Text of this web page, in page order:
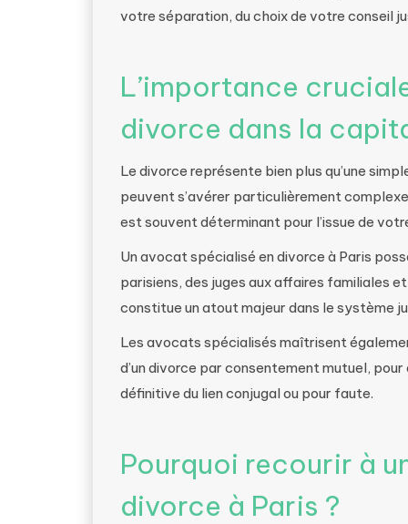
votre séparation, du choix de votre conseil
L’importance
divorce dans la
Le divorce représente bien plus qu’une
peuvent s’avérer particulièrement
est souvent déterminant pour l’issue de
Un avocat spécialisé en divorce à Paris
parisiens, des juges aux affaires familiales
constitue un atout majeur dans le système
Les avocats spécialisés maîtrisent
d’un divorce par consentement mutuel,
définitive du lien conjugal ou pour faute.
Pourquoi recourir à
divorce à Paris ?